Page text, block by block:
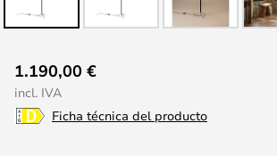
comienzo
de
1.190,00 €
incl. IVA
Ficha técnica del producto